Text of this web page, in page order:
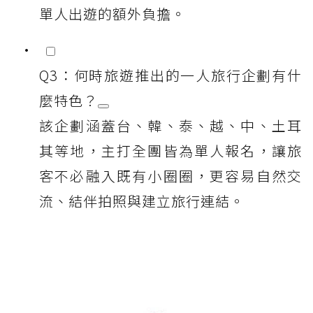
單人出遊的額外負擔。
Q3：何時旅遊推出的一人旅行企劃有什
麼特色？
該企劃涵蓋台、韓、泰、越、中、土耳
其等地，主打全團皆為單人報名，讓旅
客不必融入既有小圈圈，更容易自然交
流、結伴拍照與建立旅行連結。